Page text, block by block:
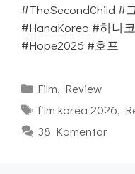
#TheSecondChild #
#HanaKorea #하나
#Hope2026 #호프
Kategori
Film, Review
Tag
film korea 2026,
38 Komentar